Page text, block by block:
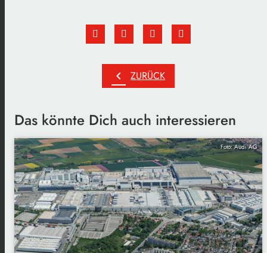
chevron_left ZURÜCK
Das könnte Dich auch interessieren
Foto: Audi AG